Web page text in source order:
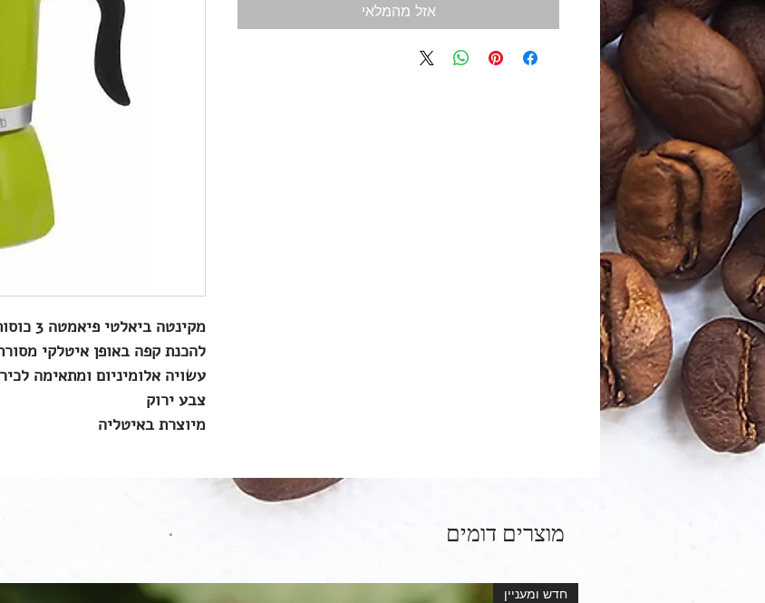
מוצרים דומים
חדש ומעניין
מקינטה ביאלטי פיאמטה 3 כוסות אספרסו
להכנת קפה באופן איטלקי
עשויה אלומיניום ומתאימה
צבע ירוק
מיוצרת באיטליה
אזל מהמלאי